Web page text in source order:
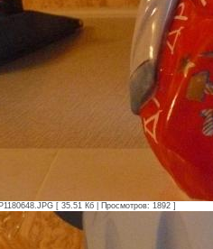
[ 35.51 Кб | Просмотров: 1892 ]